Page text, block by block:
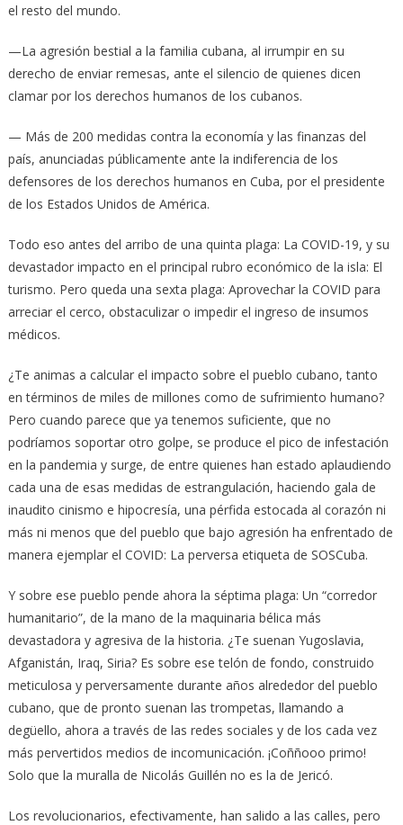
el resto del mundo.
—La agresión bestial a la familia cubana, al irrumpir en su
derecho de enviar remesas, ante el silencio de quienes dicen
clamar por los derechos humanos de los cubanos.
— Más de 200 medidas contra la economía y las finanzas del
país, anunciadas públicamente ante la indiferencia de los
defensores de los derechos humanos en Cuba, por el presidente
de los Estados Unidos de América.
Todo eso antes del arribo de una quinta plaga: La COVID-19, y su
devastador impacto en el principal rubro económico de la isla: El
turismo. Pero queda una sexta plaga: Aprovechar la COVID para
arreciar el cerco, obstaculizar o impedir el ingreso de insumos
médicos.
¿Te animas a calcular el impacto sobre el pueblo cubano, tanto
en términos de miles de millones como de sufrimiento humano?
Pero cuando parece que ya tenemos suficiente, que no
podríamos soportar otro golpe, se produce el pico de infestación
en la pandemia y surge, de entre quienes han estado aplaudiendo
cada una de esas medidas de estrangulación, haciendo gala de
inaudito cinismo e hipocresía, una pérfida estocada al corazón ni
más ni menos que del pueblo que bajo agresión ha enfrentado de
manera ejemplar el COVID: La perversa etiqueta de SOSCuba.
Y sobre ese pueblo pende ahora la séptima plaga: Un “corredor
humanitario”, de la mano de la maquinaria bélica más
devastadora y agresiva de la historia. ¿Te suenan Yugoslavia,
Afganistán, Iraq, Siria? Es sobre ese telón de fondo, construido
meticulosa y perversamente durante años alrededor del pueblo
cubano, que de pronto suenan las trompetas, llamando a
degüello, ahora a través de las redes sociales y de los cada vez
más pervertidos medios de incomunicación. ¡Coññooo primo!
Solo que la muralla de Nicolás Guillén no es la de Jericó.
Los revolucionarios, efectivamente, han salido a las calles, pero